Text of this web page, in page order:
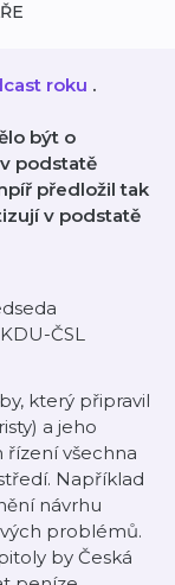
roku .
být o
podstatě
předložil tak
v podstatě
ČSL
který připravil
a jeho
všechna
Například
návrhu
problémů.
by Česká